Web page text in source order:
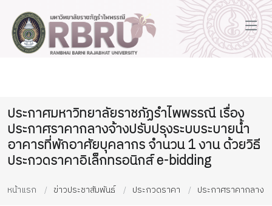
ประกาศมหาวิทยาลัยราชภัฏรำไพพรรณี เรื่อง
ประกาศราคากลางจ้างปรับปรุงระบบระบายน้ำ
อาคารที่พักอาศัยบุคลากร จำนวน 1 งาน ด้วยวิธี
ประกวดราคาอิเล็กทรอนิกส์ e-bidding
หน้าแรก ข่าวประชาสัมพันธ์ ประกวดราคา ประกาศราคากลาง